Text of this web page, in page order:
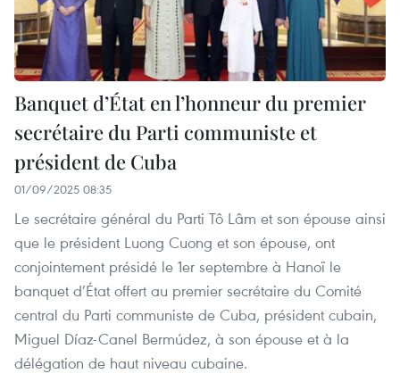
Banquet d’État en l’honneur du premier
secrétaire du Parti communiste et
président de Cuba
01/09/2025 08:35
Le secrétaire général du Parti Tô Lâm et son épouse ainsi
que le président Luong Cuong et son épouse, ont
conjointement présidé le 1er septembre à Hanoï le
banquet d’État offert au premier secrétaire du Comité
central du Parti communiste de Cuba, président cubain,
Miguel Díaz-Canel Bermúdez, à son épouse et à la
délégation de haut niveau cubaine.